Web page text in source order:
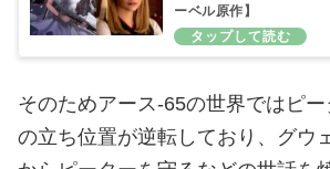
ーベル原作】
そのためアース‐65の世界ではピ
の立ち位置が逆転しており、グウ